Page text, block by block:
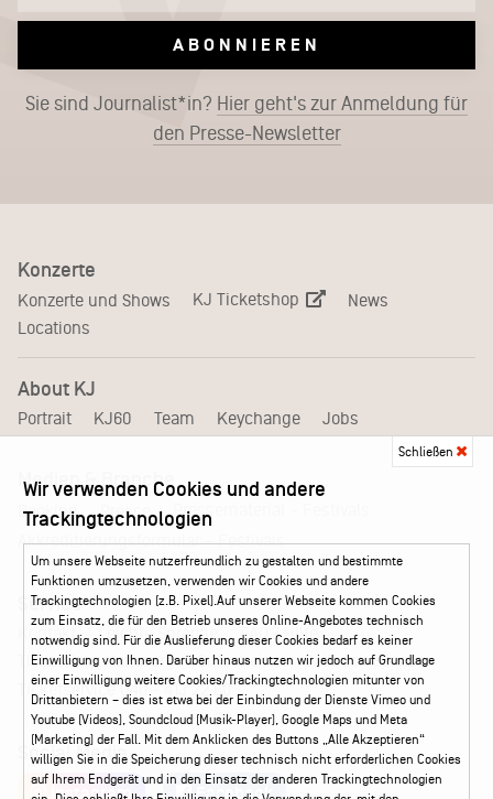
ABONNIEREN
Sie sind Journalist*in? Hier geht's zur Anmeldung für
den Presse-Newsletter
Konzerte
Konzerte und Shows KJ Ticketshop
News
Locations
About KJ
Portrait KJ60 Team Keychange Jobs
Medien & Branche
Booking Presse
Pressematerial – Festivals
Akkreditierungsformular – Festivals
Service
Kontakt Leichte Sprache
FAQ / Hilfe
Ticketshop Hamburg
Gutscheine
Callback-Service
Ticketservice 040 - 413 22 60
Social Media
Instagram Facebook
Schließen
Wir verwenden Cookies und andere
Trackingtechnologien
Um unsere Webseite nutzerfreundlich zu gestalten und bestimmte
Funktionen umzusetzen, verwenden wir Cookies und andere
Trackingtechnologien (z.B. Pixel).Auf unserer Webseite kommen Cookies
zum Einsatz, die für den Betrieb unseres Online-Angebotes technisch
notwendig sind. Für die Auslieferung dieser Cookies bedarf es keiner
Einwilligung von Ihnen. Darüber hinaus nutzen wir jedoch auf Grundlage
einer Einwilligung weitere Cookies/Trackingtechnologien mitunter von
Drittanbietern – dies ist etwa bei der Einbindung der Dienste Vimeo und
Youtube (Videos), Soundcloud (Musik-Player), Google Maps und Meta
(Marketing) der Fall. Mit dem Anklicken des Buttons „Alle Akzeptieren“
willigen Sie in die Speicherung dieser technisch nicht erforderlichen Cookies
auf Ihrem Endgerät und in den Einsatz der anderen Trackingtechnologien